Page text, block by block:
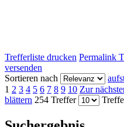
Trefferliste drucken Permalink
versenden
Sortieren nach
1 2 3 4 5 6 7 8 9 10 Zur
blättern 254 Treffer